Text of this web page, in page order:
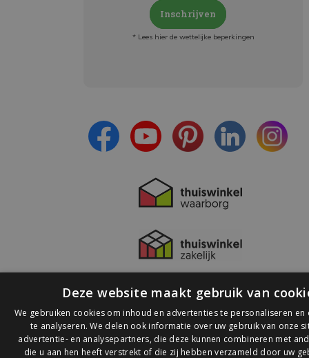
Inschrijven
* Lees hier de wettelijke beperkingen
© 2026 Ledlichtdiscounter.nl
Deze website maakt gebruik van
We gebruiken cookies om inhoud en advertenties te personaliseren en
te analyseren. We delen ook informatie over uw gebruik van onze
advertentie- en analysepartners, die deze kunnen combineren met
die u aan hen heeft verstrekt of die zij hebben verzameld door uw